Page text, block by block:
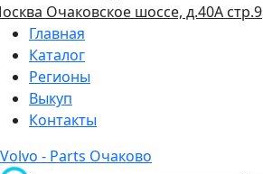
Очаковское шоссе, д.40А стр.9
Главная
Каталог
Регионы
Выкуп
Контакты
Volvo - Parts Очаково